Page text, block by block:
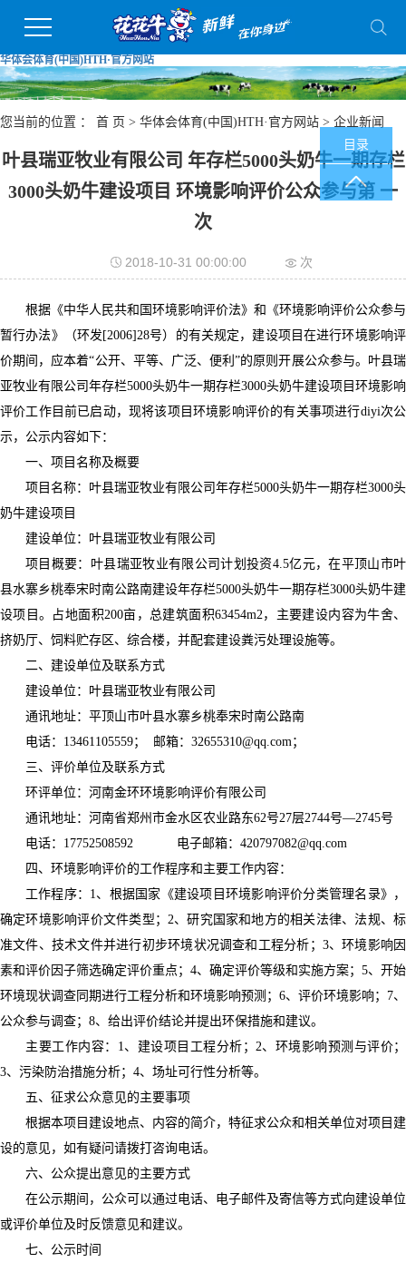
华体会体育(中国)HTH·官方网站
您当前的位置 ： 首 页 > 华体会体育(中国)HTH·官方网站 > 企业新闻
叶县瑞亚牧业有限公司 年存栏5000头奶牛一期存栏
3000头奶牛建设项目 环境影响评价公众参与第 一
次
2018-10-31 00:00:00 次
根据《中华人民共和国环境影响评价法》和《环境影响评价公众参与
暂行办法》（环发[2006]28号）的有关规定，建设项目在进行环境影响评
价期间，应本着“公开、平等、广泛、便利”的原则开展公众参与。叶县瑞
亚牧业有限公司年存栏5000头奶牛一期存栏3000头奶牛建设项目环境影响
评价工作目前已启动，现将该项目环境影响评价的有关事项进行diyi次公
示，公示内容如下：
一、项目名称及概要
项目名称：叶县瑞亚牧业有限公司年存栏5000头奶牛一期存栏3000头
奶牛建设项目
建设单位：叶县瑞亚牧业有限公司
项目概要：叶县瑞亚牧业有限公司计划投资4.5亿元，在平顶山市叶
县水寨乡桃奉宋时南公路南建设年存栏5000头奶牛一期存栏3000头奶牛建
设项目。占地面积200亩，总建筑面积63454m2，主要建设内容为牛舍、
挤奶厅、饲料贮存区、综合楼，并配套建设粪污处理设施等。
二、建设单位及联系方式
建设单位：叶县瑞亚牧业有限公司
通讯地址：平顶山市叶县水寨乡桃奉宋时南公路南
电话：13461105559； 邮箱：32655310@qq.com；
三、评价单位及联系方式
环评单位：河南金环环境影响评价有限公司
通讯地址：河南省郑州市金水区农业路东62号27层2744号—2745号
电话：17752508592 电子邮箱：420797082@qq.com
四、环境影响评价的工作程序和主要工作内容：
工作程序：1、根据国家《建设项目环境影响评价分类管理名录》，
确定环境影响评价文件类型；2、研究国家和地方的相关法律、法规、标
准文件、技术文件并进行初步环境状况调查和工程分析；3、环境影响因
素和评价因子筛选确定评价重点；4、确定评价等级和实施方案；5、开始
环境现状调查同期进行工程分析和环境影响预测；6、评价环境影响；7、
公众参与调查；8、给出评价结论并提出环保措施和建议。
主要工作内容：1、建设项目工程分析；2、环境影响预测与评价；
3、污染防治措施分析；4、场址可行性分析等。
五、征求公众意见的主要事项
根据本项目建设地点、内容的简介，特征求公众和相关单位对项目建
设的意见，如有疑问请拨打咨询电话。
六、公众提出意见的主要方式
在公示期间，公众可以通过电话、电子邮件及寄信等方式向建设单位
或评价单位及时反馈意见和建议。
七、公示时间
目录